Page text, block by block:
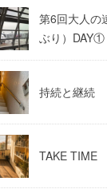
第6回大人の
ぶり）DAY①
持続と継続
TAKE TIME